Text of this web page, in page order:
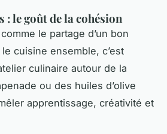
le goût de la cohésion
le partage d’un bon
cuisine ensemble, c’est
culinaire autour de la
ou des huiles d’olive
apprentissage, créativité et